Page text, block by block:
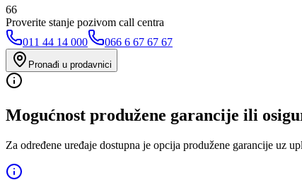
66
Proverite stanje pozivom call centra
011 44 14 000
066 6 67 67 67
Pronađi u prodavnici
Mogućnost produžene garancije ili
Za određene uređaje dostupna je opcija produžene garancije uz